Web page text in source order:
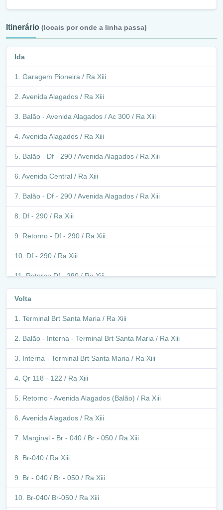
Itinerário (locais por onde a linha passa)
Ida
Garagem Pioneira / Ra Xiii
Avenida Alagados / Ra Xiii
Balão - Avenida Alagados / Ac 300 / Ra Xiii
Avenida Alagados / Ra Xiii
Balão - Df - 290 / Avenida Alagados / Ra Xiii
Avenida Central / Ra Xiii
Balão - Df - 290 / Avenida Alagados / Ra Xiii
Df - 290 / Ra Xiii
Retorno - Df - 290 / Ra Xiii
Df - 290 / Ra Xiii
Retorno Df - 290 / Ra Xiii
Df - 290 / Ra Xiii
Rua - 29 / Ra Xiii
Df - 290 / Ra Xiii
Rua - 14 / Ra Xiii
Df - 290 / Ra Xiii
Br-040/ Br-050 / Ra Xiii
Df - 290 / Ra Xiii
Df - 290 / Polo Jk Trecho 02 / Ra Xiii
Balão - Df - 290 / Polo Jk Trecho 02 / Ra Xiii
Df - 290 / Polo Jk Trecho 02 / Ra Xiii
Balão - Df - 290 / Polo Jk Trecho 02/06 / Ra Xiii
Volta
Terminal Brt Santa Maria / Ra Xiii
Balão - Interna - Terminal Brt Santa Maria / Ra Xiii
Interna - Terminal Brt Santa Maria / Ra Xiii
Qr 118 - 122 / Ra Xiii
Retorno - Avenida Alagados (Balão) / Ra Xiii
Avenida Alagados / Ra Xiii
Marginal - Br - 040 / Br - 050 / Ra Xiii
Br-040 / Ra Xiii
Br - 040 / Br - 050 / Ra Xiii
Br-040/ Br-050 / Ra Xiii